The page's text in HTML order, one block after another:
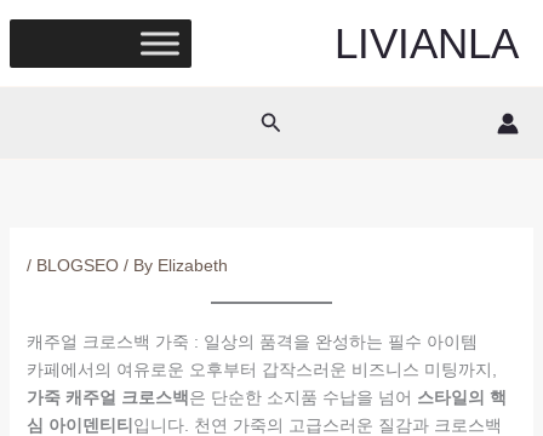
content
LIVIANLA
Search
/ BLOGSEO/ By Elizabeth
캐주얼 크로스백 가죽 : 일상의 품격을 완성하는 필수 아이템
카페에서의 여유로운 오후부터 갑작스러운 비즈니스 미팅까지,
가죽 캐주얼 크로스백 은 단순한 소지품 수납을 넘어 스타일의 핵
심 아이덴티티 입니다. 천연 가죽의 고급스러운 질감과 크로스백